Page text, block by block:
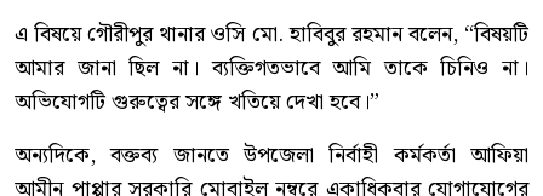
এ বিষয়ে গৌরীপুর থানার ওসি মো. হাবিবুর রহমান বলেন, “বিষয়টি
আমার জানা ছিল না। ব্যক্তিগতভাবে আমি তাকে চিনিও না।
অভিযোগটি গুরুত্বের সঙ্গে খতিয়ে দেখা হবে।”
অন্যদিকে, বক্তব্য জানতে উপজেলা নির্বাহী কর্মকর্তা আফিয়া
আমীন পাপ্পার সরকারি মোবাইল নম্বরে একাধিকবার যোগাযোগের